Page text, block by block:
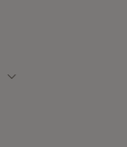
Zmień miasto